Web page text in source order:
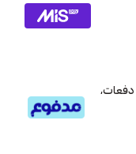
قسم دفعاتك بطريقة ميسرة إلى 4 وحتى 6 دفعات،